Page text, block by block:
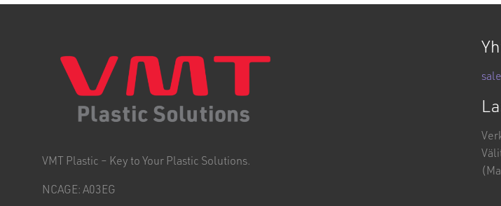
VMT Plastic – Key to Your Plastic Solutions.
NCAGE: A03EG